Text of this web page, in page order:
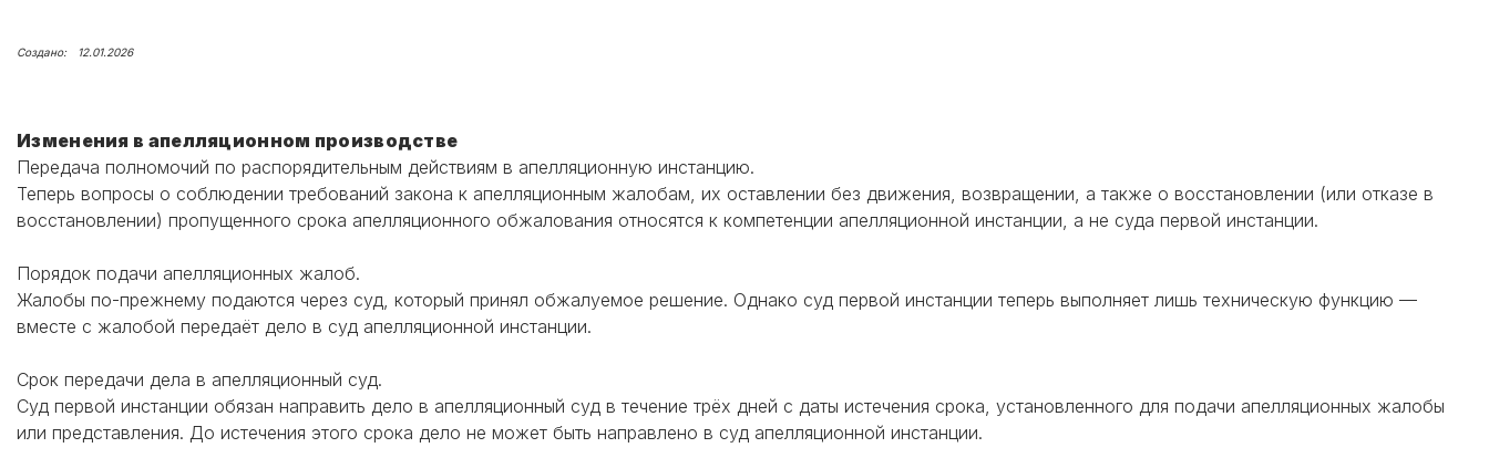
12.01.2026
Изменения в апелляционном производстве
Передача полномочий по распорядительным действиям в апелляционную инстанцию.
Теперь вопросы о соблюдении требований закона к апелляционным жалобам, их оставлении без движения, возвращении, а также о восстановлении (или отказе в
восстановлении) пропущенного срока апелляционного обжалования относятся к компетенции апелляционной инстанции, а не суда первой инстанции.
Порядок подачи апелляционных жалоб.
Жалобы по-прежнему подаются через суд, который принял обжалуемое решение. Однако суд первой инстанции теперь выполняет лишь техническую функцию —
вместе с жалобой передаёт дело в суд апелляционной инстанции.
Срок передачи дела в апелляционный суд.
Суд первой инстанции обязан направить дело в апелляционный суд в течение трёх дней с даты истечения срока, установленного для подачи апелляционных жалобы
или представления. До истечения этого срока дело не может быть направлено в суд апелляционной инстанции.